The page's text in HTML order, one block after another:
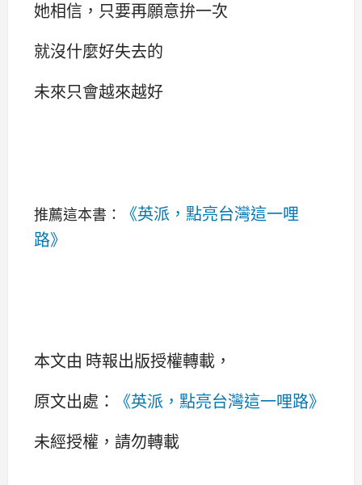
她相信，只要再願意拚一次
就沒什麼好失去的
未來只會越來越好
推薦這本書：
《英派，點亮台灣這一哩
路》
本文由 時報出版授權轉載，
原文出處：
《英派，點亮台灣這一哩路》
未經授權，請勿轉載